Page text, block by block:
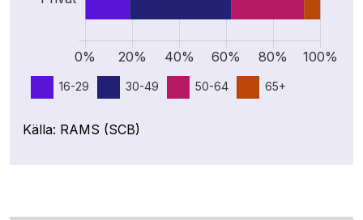
Källa: RAMS (SCB)